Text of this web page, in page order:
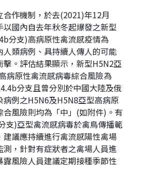
合作機制，於去(2021)年12月
以國內自去年秋冬起爆發之新型
分支)高病原性禽流感疫情為
人類病例、具持續人傳人的可能
擊。評估結果顯示，新型H5N2亞
病原性禽流感病毒綜合風險為
分支且曾分別於中國大陸及俄
病例之H5N6及H5N8亞型高病原
合風險則均為「中」(如附件)。有
支)亞型禽流感病毒於禽鳥傳播範
建議應持續進行禽流感陽性禽場
測，針對有症狀者之禽場人員進
露風險人員建議定期接種季節性